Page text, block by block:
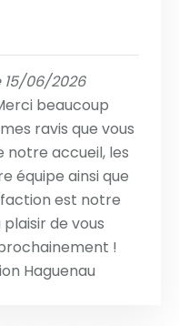
15/06/2026
beaucoup
ravis que vous
notre accueil, les
équipe ainsi que
est notre
de vous
!
Haguenau